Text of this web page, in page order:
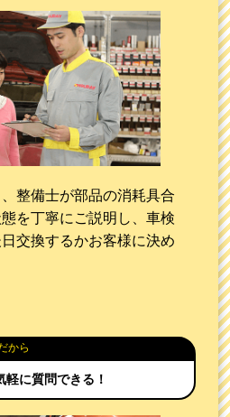
整備士が部品の消耗具合
を丁寧にご説明し、車検
交換するかお客様に決め
から
軽に質問できる！